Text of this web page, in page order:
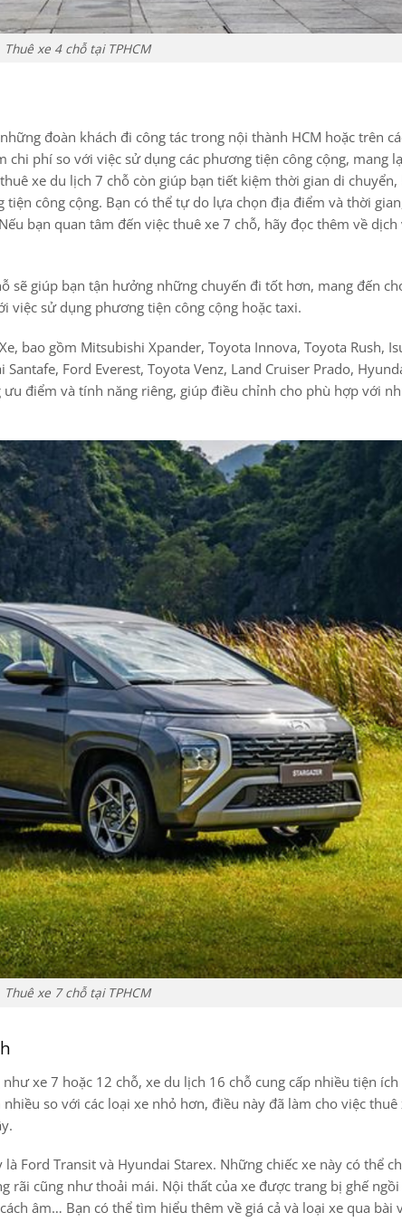
Thuê xe 4 chỗ tại TPHCM
đoàn khách đi công tác trong nội thành HCM hoặc trên
chi phí so với việc sử dụng các phương tiện công cộng, mang
xe du lịch 7 chỗ còn giúp bạn tiết kiệm thời gian di chuyển,
công cộng. Bạn có thể tự do lựa chọn địa điểm và thời
bạn quan tâm đến việc thuê xe 7 chỗ, hãy đọc thêm về dịch
sẽ giúp bạn tận hưởng những chuyến đi tốt hơn, mang đến
việc sử dụng phương tiện công cộng hoặc taxi.
bao gồm Mitsubishi Xpander, Toyota Innova, Toyota Rush,
Ford Everest, Toyota Venz, Land Cruiser Prado,
điểm và tính năng riêng, giúp điều chỉnh cho phù hợp với
Thuê xe 7 chỗ tại TPHCM
xe 7 hoặc 12 chỗ, xe du lịch 16 chỗ cung cấp nhiều tiện
so với các loại xe nhỏ hơn, điều này đã làm cho việc thuê
Ford Transit và Hyundai Starex. Những chiếc xe này có thể
rãi cũng như thoải mái. Nội thất của xe được trang bị ghế
âm… Bạn có thể tìm hiểu thêm về giá cả và loại xe qua bài